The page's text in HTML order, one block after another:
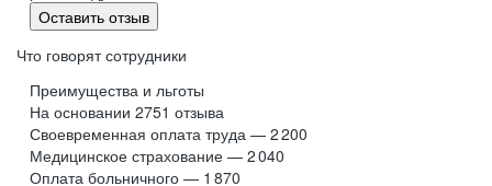
Розничный бизнес
Менеджер по продажам
Кассир-операционист
Начальник/заместитель начальника дополнительного
Нам важно, чтобы вы росли
вместе с бизнесом наших
клиентов
ЗАДАЧИ С РЕАЛЬНОЙ ПОЛЬЗОЙ
ДЛЯ БИЗНЕСА
Каждый день работаем над тем, что помогает
Мы запустили
на open-source решения и внутреннюю разработку
Оставить отзыв
Что говорят сотрудники
Преимущества и льготы
На основании 2751 отзыва
Своевременная оплата труда — 2 200
Медицинское страхование — 2 040
Оплата больничного — 1 870